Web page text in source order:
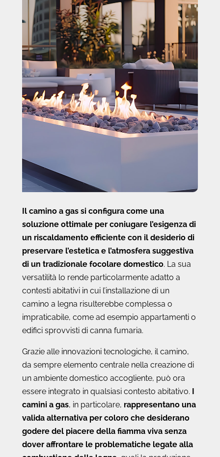
Il camino a gas si configura come una
soluzione ottimale per coniugare l’esigenza di
un riscaldamento efficiente con il desiderio di
preservare l’estetica e l’atmosfera suggestiva
di un tradizionale focolare domestico. La sua
versatilità lo rende particolarmente adatto a
contesti abitativi in cui l’installazione di un
camino a legna risulterebbe complessa o
impraticabile, come ad esempio appartamenti o
edifici sprovvisti di canna fumaria.
Grazie alle innovazioni tecnologiche, il camino,
da sempre elemento centrale nella creazione di
un ambiente domestico accogliente, può ora
essere integrato in qualsiasi contesto abitativo.
camini a gas, in particolare, rappresentano una
valida alternativa per coloro che desiderano
godere del piacere della fiamma viva senza
dover affrontare le problematiche legate alla